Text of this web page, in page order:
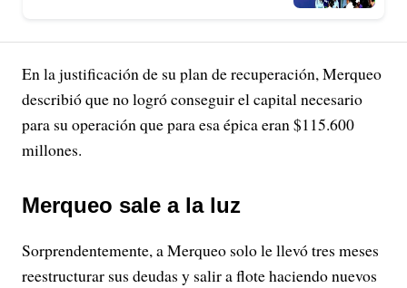
En la justificación de su plan de recuperación, Merqueo
describió que no logró conseguir el capital necesario
para su operación que para esa épica eran $115.600
millones.
Merqueo sale a la luz
Sorprendentemente, a Merqueo solo le llevó tres meses
reestructurar sus deudas y salir a flote haciendo nuevos